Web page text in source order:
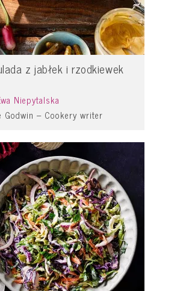
z jabłek i rzodkiewek
Niepytalska
Godwin – Cookery writer